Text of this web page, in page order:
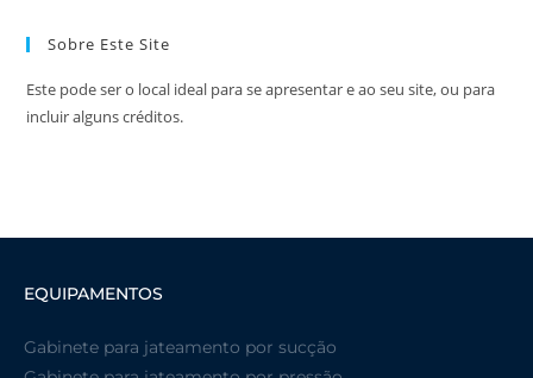
Sobre Este Site
Este pode ser o local ideal para se apresentar e ao seu site, ou para
incluir alguns créditos.
EQUIPAMENTOS
Gabinete para jateamento por sucção